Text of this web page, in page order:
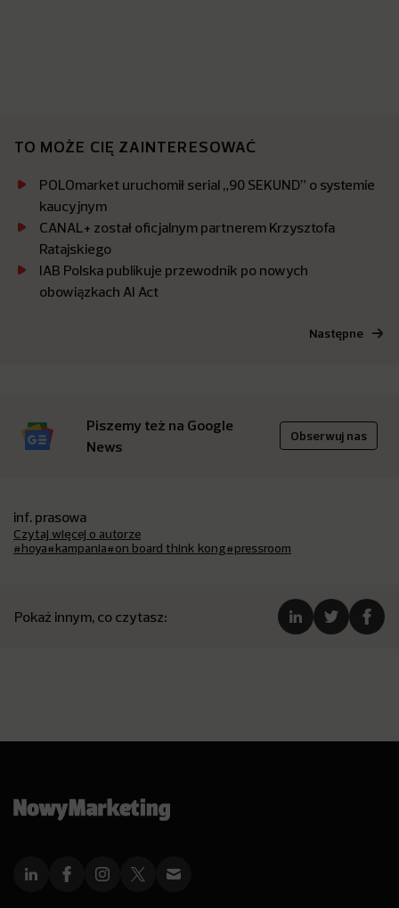
TO MOŻE CIĘ ZAINTERESOWAĆ
POLOmarket uruchomił serial „90 SEKUND” o systemie
kaucyjnym
CANAL+ został oficjalnym partnerem Krzysztofa
Ratajskiego
IAB Polska publikuje przewodnik po nowych
obowiązkach AI Act
Następne
Piszemy też na Google
News
Obserwuj nas
inf. prasowa
Czytaj więcej o autorze
#hoya#kampania#on board think kong#pressroom
Pokaż innym, co czytasz: